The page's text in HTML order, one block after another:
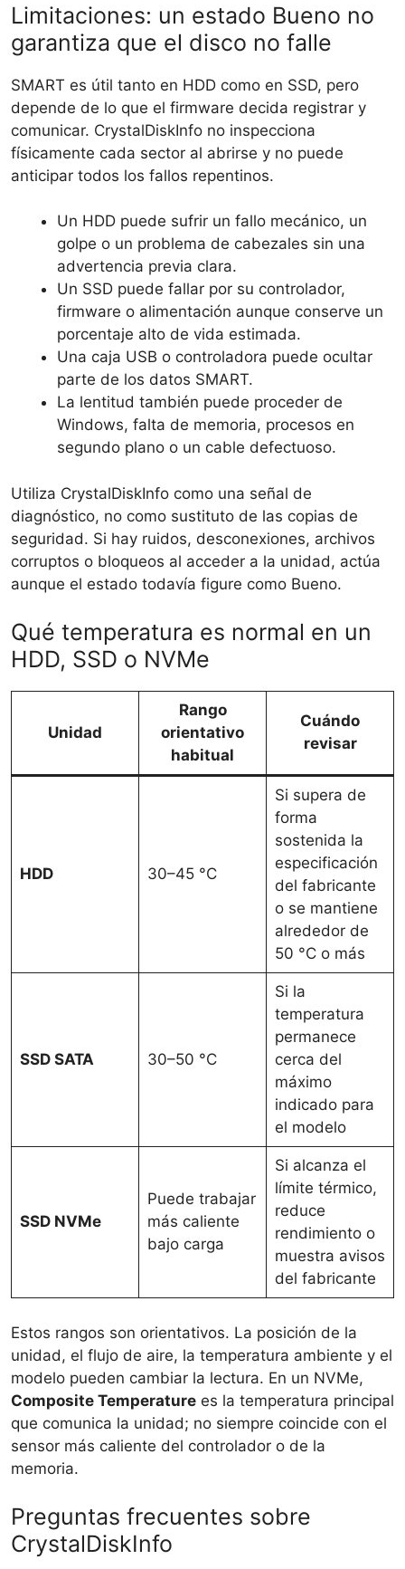
Limitaciones: un estado Bueno no
garantiza que el disco no falle
SMART es útil tanto en HDD como en SSD, pero
depende de lo que el firmware decida registrar y
comunicar. CrystalDiskInfo no inspecciona
físicamente cada sector al abrirse y no puede
anticipar todos los fallos repentinos.
Un HDD puede sufrir un fallo mecánico, un
golpe o un problema de cabezales sin una
advertencia previa clara.
Un SSD puede fallar por su controlador,
firmware o alimentación aunque conserve un
porcentaje alto de vida estimada.
Una caja USB o controladora puede ocultar
parte de los datos SMART.
La lentitud también puede proceder de
Windows, falta de memoria, procesos en
segundo plano o un cable defectuoso.
Utiliza CrystalDiskInfo como una señal de
diagnóstico, no como sustituto de las copias de
seguridad. Si hay ruidos, desconexiones, archivos
corruptos o bloqueos al acceder a la unidad, actúa
aunque el estado todavía figure como Bueno.
Qué temperatura es normal en un
HDD, SSD o NVMe
Unidad
Rango
orientativo
habitual
Cuándo
revisar
HDD 30–45 °C
Si supera de
forma
sostenida la
especificación
del fabricante
o se mantiene
alrededor de
50 °C o más
SSD SATA 30–50 °C
Si la
temperatura
permanece
cerca del
máximo
indicado para
el modelo
SSD NVMe
Puede trabajar
más caliente
bajo carga
Si alcanza el
límite térmico,
reduce
rendimiento o
muestra avisos
del fabricante
Estos rangos son orientativos. La posición de la
unidad, el flujo de aire, la temperatura ambiente y el
modelo pueden cambiar la lectura. En un NVMe,
Composite Temperature es la temperatura principal
que comunica la unidad; no siempre coincide con el
sensor más caliente del controlador o de la
memoria.
Preguntas frecuentes sobre
CrystalDiskInfo